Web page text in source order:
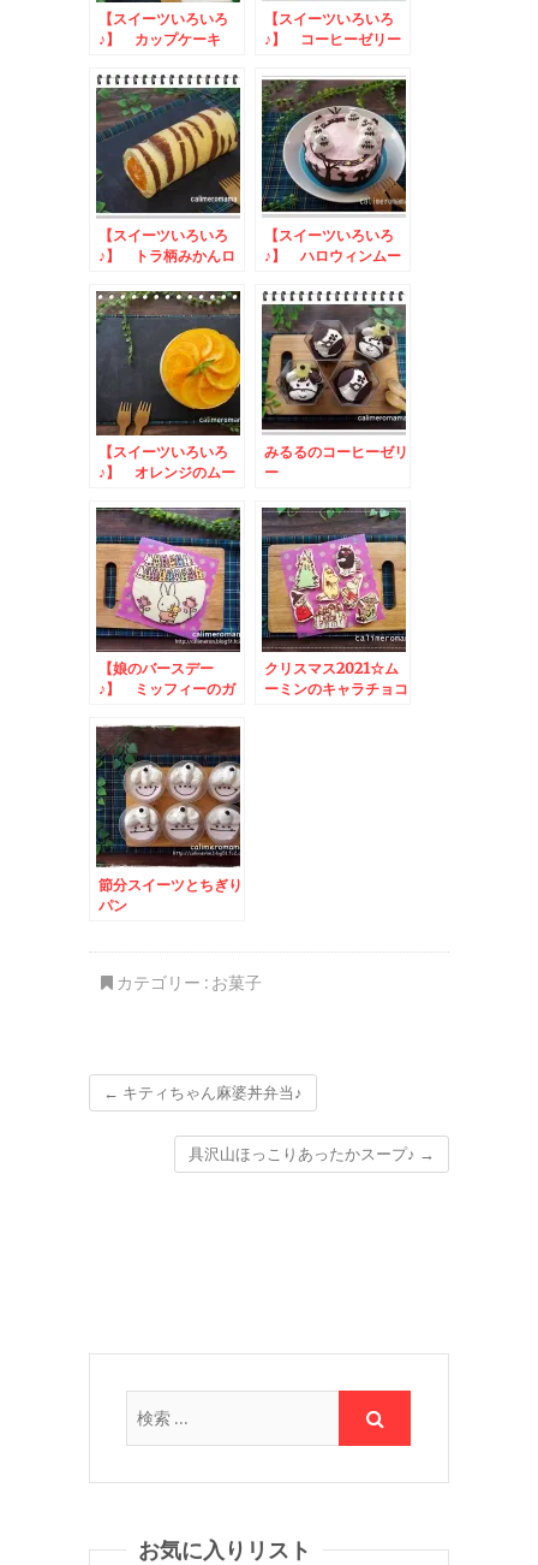
【スイーツいろいろ
♪】 カップケーキ
【スイーツいろいろ
♪】 コーヒーゼリー
【スイーツいろいろ
♪】 トラ柄みかんロ
【スイーツいろいろ
♪】 ハロウィンムー
【スイーツいろいろ
♪】 オレンジのムー
みるるのコーヒーゼリ
ー
【娘のバースデー
♪】 ミッフィーのガ
クリスマス2021☆ム
ーミンのキャラチョコ
節分スイーツとちぎり
パン
カテゴリー : お菓子
← キティちゃん麻婆丼弁当♪
具沢山ほっこりあったかスープ♪ →
お気に入りリスト